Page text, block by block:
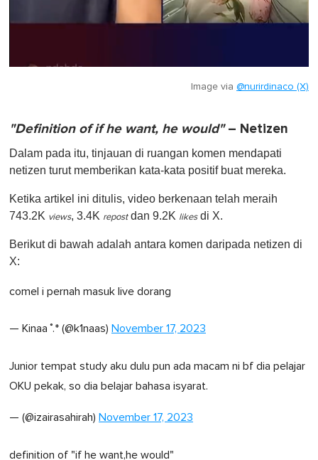
Image via @nurirdinaco (X)
"Definition of if he want, he would"– Netizen
Dalam pada itu, tinjauan di ruangan komen mendapati
netizen turut memberikan kata-kata positif buat mereka.
Ketika artikel ini ditulis, video berkenaan telah meraih
743.2K views, 3.4K repostdan 9.2K likesdi X.
Berikut di bawah adalah antara komen daripada netizen di
X:
comel i pernah masuk live dorang
— Kinaa ˚.* (@k1naas) November 17, 2023
Junior tempat study aku dulu pun ada macam ni bf dia pelajar
OKU pekak, so dia belajar bahasa isyarat.
— (@izairasahirah) November 17, 2023
definition of "if he want,he would"